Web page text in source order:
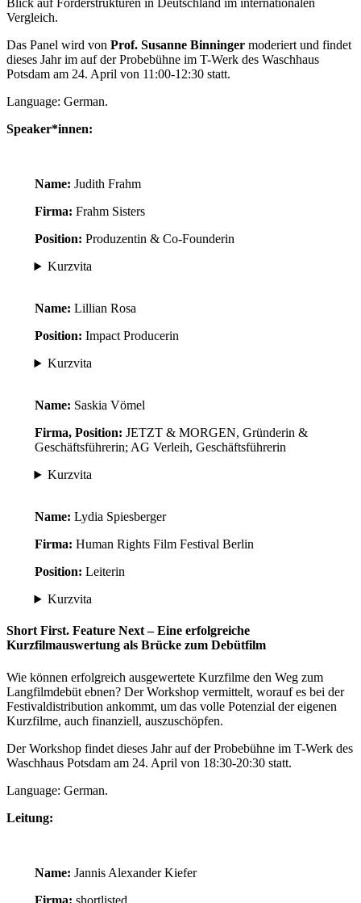
Blick auf Förderstrukturen in Deutschland im internationalen
Vergleich.
Das Panel wird von Prof. Susanne Binninger moderiert und findet
dieses Jahr im auf der Probebühne im T-Werk des Waschhaus
Potsdam am 24. April von 11:00-12:30 statt.
Language: German.
Speaker*innen:
Name: Judith Frahm
Firma: Frahm Sisters
Position: Produzentin & Co-Founderin
Kurzvita
Name: Lillian Rosa
Position: Impact Producerin
Kurzvita
Name: Saskia Vömel
Firma, Position: JETZT & MORGEN, Gründerin &
Geschäftsführerin; AG Verleih, Geschäftsführerin
Kurzvita
Name: Lydia Spiesberger
Firma: Human Rights Film Festival Berlin
Position: Leiterin
Kurzvita
Short First. Feature Next – Eine erfolgreiche
Kurzfilmauswertung als Brücke zum Debütfilm
Wie können erfolgreich ausgewertete Kurzfilme den Weg zum
Langfilmdebüt ebnen? Der Workshop vermittelt, worauf es bei der
Festivaldistribution ankommt, um das volle Potenzial der eigenen
Kurzfilme, auch finanziell, auszuschöpfen.
Der Workshop findet dieses Jahr auf der Probebühne im T-Werk des
Waschhaus Potsdam am 24. April von 18:30-20:30 statt.
Language: German.
Leitung:
Name: Jannis Alexander Kiefer
Firma: shortlisted.